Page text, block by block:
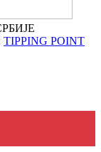
TIPPING POINT